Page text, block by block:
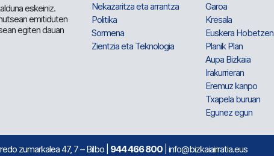
eskeiniz.
emitiduten
egiten dauan
Nekazaritza eta arrantza
Politika
Sormena
Zientzia eta Teknologia
Garoa
Kresala
Euskera Hobetzen
Planik Plan
Aupa Bizkaia
Irakurrieran
Eremuz kanpo
Txapela buruan
Egunez egun
zumarkalea 47, 7 – Bilbo | 944 466 800 | info@bizkaiairratia.eus